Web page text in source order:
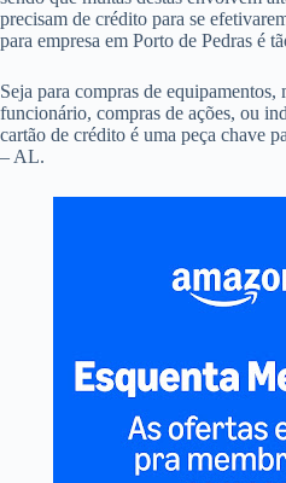
precisam de crédito para se
para empresa em Porto de Pedras é
Seja para compras de
funcionário, compras de ações, ou
cartão de crédito é uma peça chave
– AL.